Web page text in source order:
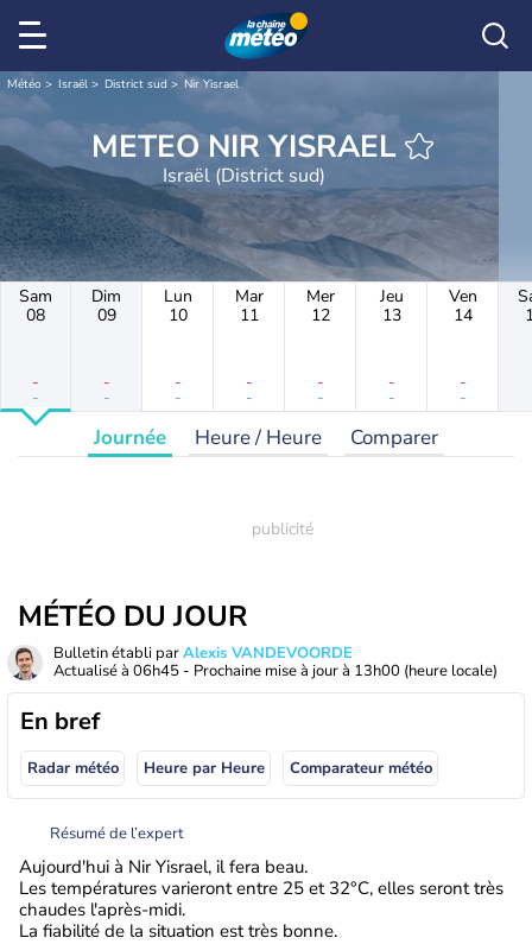
Météo Israël District sud Nir Yisrael
METEO NIR YISRAEL
Israël (District sud)
Sam
08
-
-
Dim
09
-
-
Lun
10
-
-
Mar
11
-
-
Mer
12
-
-
Jeu
13
-
-
Ven
14
-
-
Journée Heure / Heure Comparer
MÉTÉO DU JOUR
Bulletin établi parAlexis VANDEVOORDE
Actualisé à 06h45 - Prochaine mise à jour à 13h00 (heure locale)
En bref
Radar météo Heure par Heure Comparateur météo
Résumé de l’expert
Aujourd'hui à Nir Yisrael, il fera beau.
Les températures varieront entre 25 et 32°C, elles seront très
chaudes l'après-midi.
La fiabilité de la situation est très bonne.